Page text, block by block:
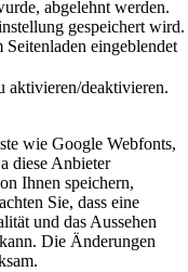
abgelehnt werden.
gespeichert wird.
eingeblendet
aktivieren/deaktivieren.
wie Google Webfonts,
diese Anbieter
Ihnen speichern,
Sie, dass eine
und das Aussehen
Die Änderungen